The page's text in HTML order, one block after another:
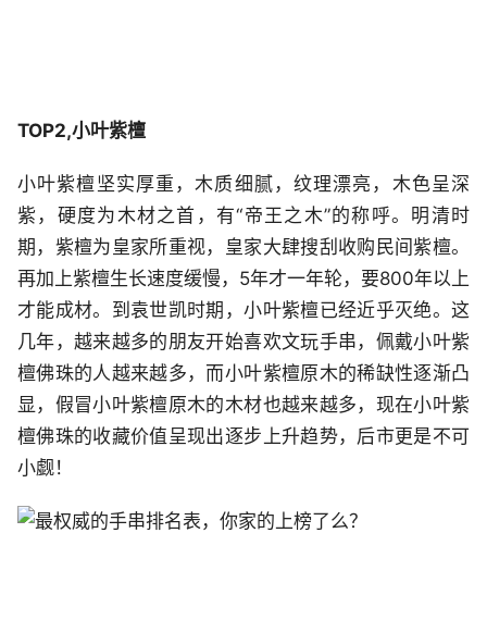
TOP2,小叶紫檀
小叶紫檀坚实厚重，木质细腻，纹理漂亮，木色呈深
紫，硬度为木材之首，有“帝王之木”的称呼。明清时
期，紫檀为皇家所重视，皇家大肆搜刮收购民间紫檀。
再加上紫檀生长速度缓慢，5年才一年轮，要800年以上
才能成材。到袁世凯时期，小叶紫檀已经近乎灭绝。这
几年，越来越多的朋友开始喜欢文玩手串，佩戴小叶紫
檀佛珠的人越来越多，而小叶紫檀原木的稀缺性逐渐凸
显，假冒小叶紫檀原木的木材也越来越多，现在小叶紫
檀佛珠的收藏价值呈现出逐步上升趋势，后市更是不可
小觑！